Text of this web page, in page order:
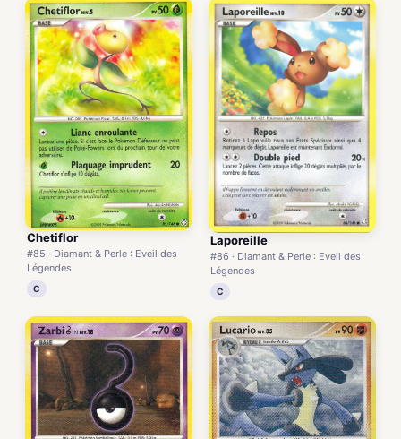
Chetiflor
#85 · Diamant & Perle : Eveil des
Légendes
C
Laporeille
#86 · Diamant & Perle : Eveil des
Légendes
C